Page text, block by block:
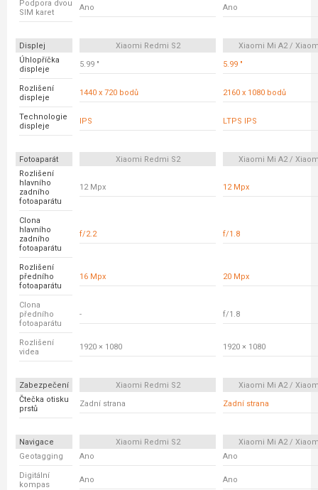
Podpora dvou
SIM karet
Ano Ano
Displej Xiaomi Redmi S2
Xiaomi Mi A2 /
Úhlopříčka
displeje
5.99 " 5.99 "
Rozlišení
displeje
1440 x 720 bodů 2160 x 1080 bodů
Technologie
displeje
IPS LTPS IPS
Fotoaparát Xiaomi Redmi S2
Xiaomi Mi A2 /
Rozlišení
hlavního
zadního
fotoaparátu
12 Mpx 12 Mpx
Clona
hlavního
zadního
fotoaparátu
f/2.2 f/1.8
Rozlišení
předního
fotoaparátu
16 Mpx 20 Mpx
Clona
předního
fotoaparátu
- f/1.8
Rozlišení
videa
1920 × 1080 1920 × 1080
Zabezpečení Xiaomi Redmi S2
Xiaomi Mi A2 /
Čtečka otisku
prstů
Zadní strana Zadní strana
Navigace Xiaomi Redmi S2
Xiaomi Mi A2 /
Geotagging
Ano Ano
Digitální
kompas
Ano Ano